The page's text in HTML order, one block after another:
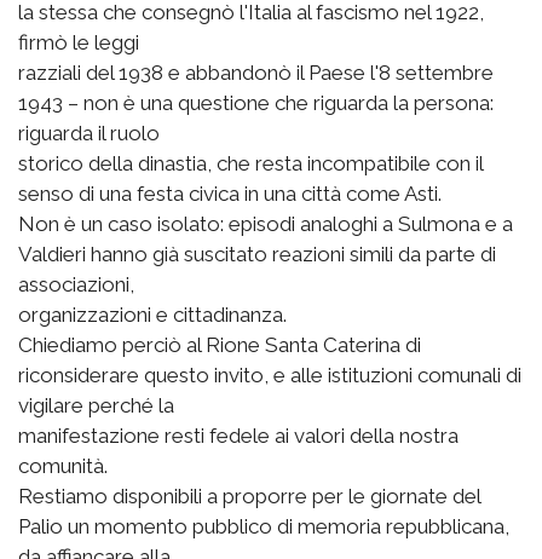
la stessa che consegnò l'Italia al fascismo nel 1922,
firmò le leggi
razziali del 1938 e abbandonò il Paese l'8 settembre
1943 – non è una questione che riguarda la persona:
riguarda il ruolo
storico della dinastia, che resta incompatibile con il
senso di una festa civica in una città come Asti.
Non è un caso isolato: episodi analoghi a Sulmona e a
Valdieri hanno già suscitato reazioni simili da parte di
associazioni,
organizzazioni e cittadinanza.
Chiediamo perciò al Rione Santa Caterina di
riconsiderare questo invito, e alle istituzioni comunali di
vigilare perché la
manifestazione resti fedele ai valori della nostra
comunità.
Restiamo disponibili a proporre per le giornate del
Palio un momento pubblico di memoria repubblicana,